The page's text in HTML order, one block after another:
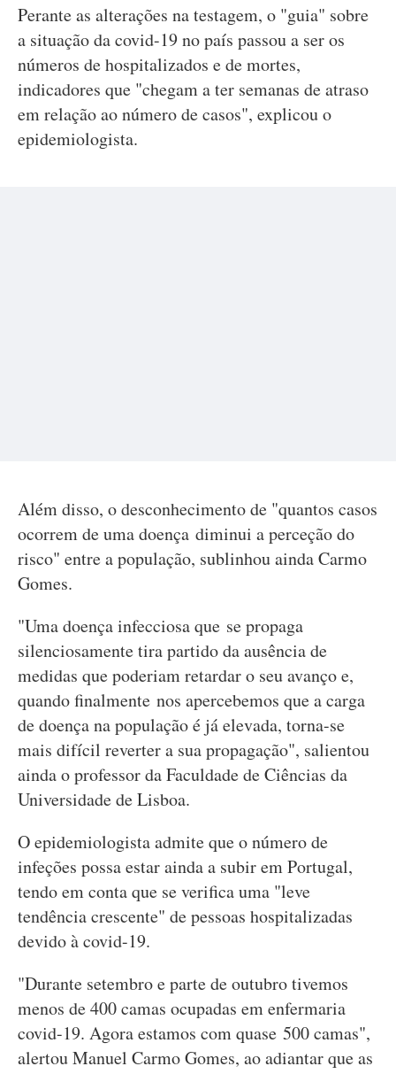
Perante as alterações na testagem, o "guia" sobre
a situação da covid-19 no país passou a ser os
números de hospitalizados e de mortes,
indicadores que "chegam a ter semanas de atraso
em relação ao número de casos", explicou o
epidemiologista.
Além disso, o desconhecimento de "quantos casos
ocorrem de uma doença diminui a perceção do
risco" entre a população, sublinhou ainda Carmo
Gomes.
"Uma doença infecciosa que se propaga
silenciosamente tira partido da ausência de
medidas que poderiam retardar o seu avanço e,
quando finalmente nos apercebemos que a carga
de doença na população é já elevada, torna-se
mais difícil reverter a sua propagação", salientou
ainda o professor da Faculdade de Ciências da
Universidade de Lisboa.
O epidemiologista admite que o número de
infeções possa estar ainda a subir em Portugal,
tendo em conta que se verifica uma "leve
tendência crescente" de pessoas hospitalizadas
devido à covid-19.
"Durante setembro e parte de outubro tivemos
menos de 400 camas ocupadas em enfermaria
covid-19. Agora estamos com quase 500 camas",
alertou Manuel Carmo Gomes, ao adiantar que as